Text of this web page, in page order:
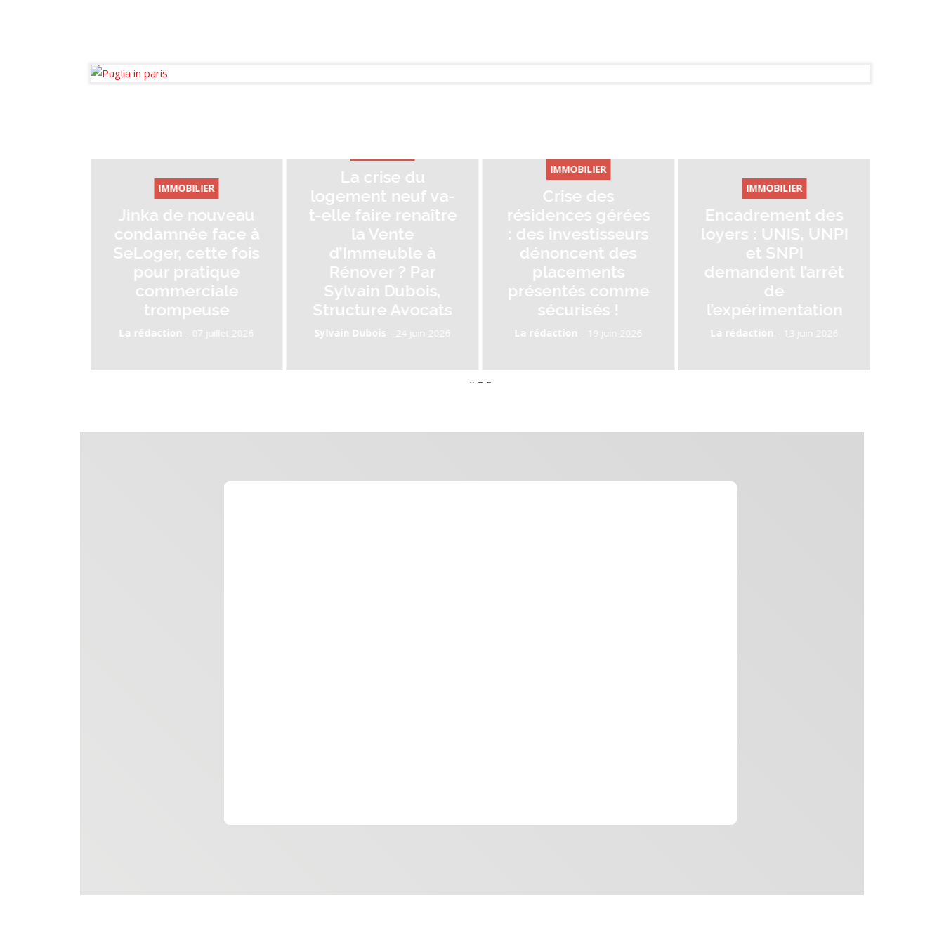
Jinka de nouveau
condamnée face à
SeLoger, cette fois
pour pratique
commerciale
07 juillet 2026
logement neuf va-
t-elle faire renaître
la Vente
d’Immeuble à
Rénover ? Par
Sylvain Dubois,
Structure Avocats
Sylvain Dubois 24 juin 2026
Crise des
résidences gérées
: des investisseurs
dénoncent des
présentés comme
sécurisés !
La rédaction 19 juin 2026
Encadrement des
loyers : UNIS, UNPI
demandent l’arrêt
l’expérimentation
La rédaction 13 juin 2026
Facturation
électronique : à 3
l'échéance, où en
indépendants ?
La rédaction